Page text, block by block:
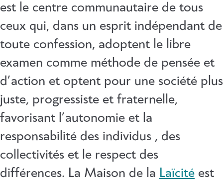
est le centre communautaire de tous
ceux qui, dans un esprit indépendant de
toute confession, adoptent le libre
examen comme méthode de pensée et
d’action et optent pour une société plus
juste, progressiste et fraternelle,
favorisant l’autonomie et la
responsabilité des individus , des
collectivités et le respect des
différences. La Maison de la Laïcité est